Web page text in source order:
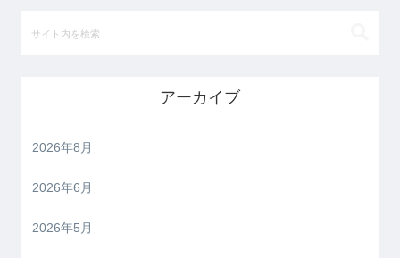
アーカイブ
2026年8月
2026年6月
2026年5月